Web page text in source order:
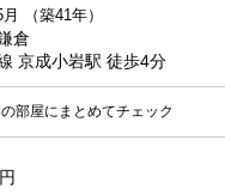
（築41年）
倉
京成小岩駅 徒歩4分
部屋にまとめてチェック